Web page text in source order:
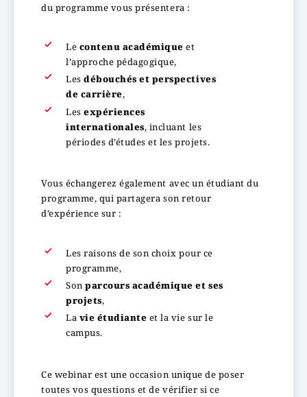
du programme vous présentera :
Le contenu académique et
l’approche pédagogique,
Lesdébouchés et perspectives
de carrière,
Lesexpériences
internationales, incluant les
périodes d’études et les projets.
Vous échangerez également avec un étudiant du
programme, qui partagera son retour
d’expérience sur :
Les raisons de son choix pour ce
programme,
Sonparcours académique et ses
projets,
La vie étudiante et la vie sur le
campus.
Ce webinar est une occasion unique de poser
toutes vos questions et de vérifier si ce